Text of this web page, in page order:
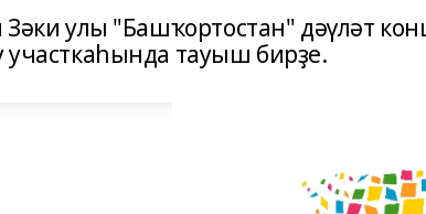
Зәки улы "Башҡортостан" дәүләт
участкаһында тауыш бирҙе.